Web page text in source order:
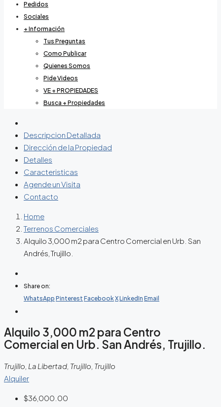
Pedidos
Sociales
+ Información
Tus Preguntas
Como Publicar
Quienes Somos
Pide Videos
VE + PROPIEDADES
Busca + Propiedades
Descripcion Detallada
Dirección de la Propiedad
Detalles
Caracteristicas
Agende un Visita
Contacto
Home
Terrenos Comerciales
Alquilo 3,000 m2 para Centro Comercial en Urb. San
Andrés, Trujillo.
Share on:
WhatsApp Pinterest FacebookXLinkedIn Email
Alquilo 3,000 m2 para Centro
Comercial en Urb. San Andrés, Trujillo.
Trujillo, La Libertad, Trujillo, Trujillo
Alquiler
$36,000.00